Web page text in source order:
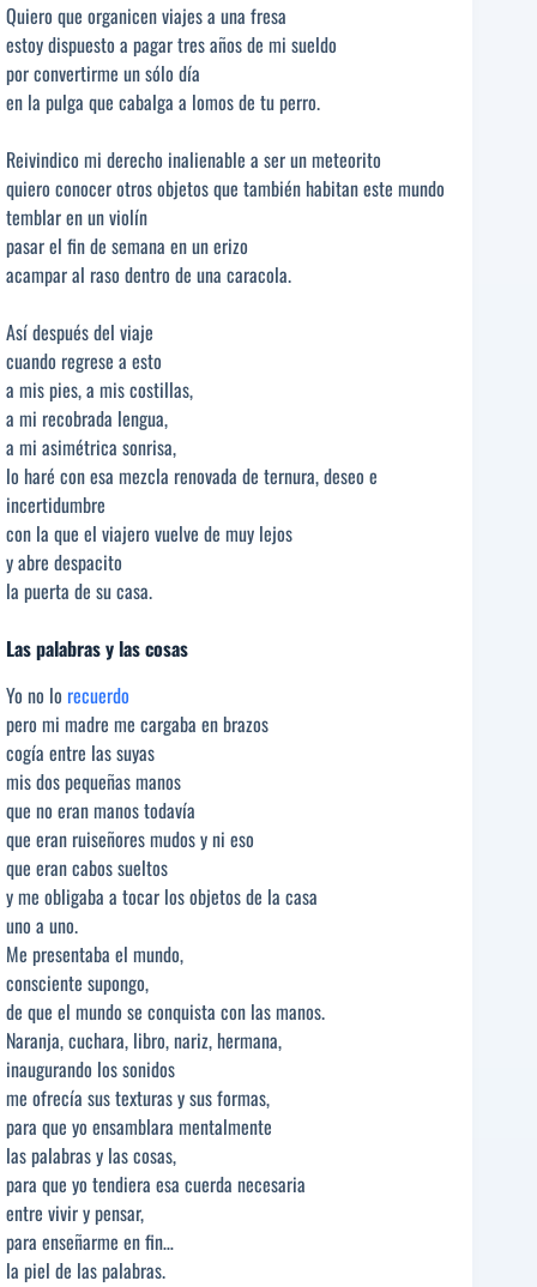
Quiero que organicen viajes a una fresa
estoy dispuesto a pagar tres años de mi sueldo
por convertirme un sólo día
en la pulga que cabalga a lomos de tu perro.
Reivindico mi derecho inalienable a ser un meteorito
quiero conocer otros objetos que también habitan este mundo
temblar en un violín
pasar el fin de semana en un erizo
acampar al raso dentro de una caracola.
Así después del viaje
cuando regrese a esto
a mis pies, a mis costillas,
a mi recobrada lengua,
a mi asimétrica sonrisa,
lo haré con esa mezcla renovada de ternura, deseo e
incertidumbre
con la que el viajero vuelve de muy lejos
y abre despacito
la puerta de su casa.
Las palabras y las cosas
Yo no lo recuerdo
pero mi madre me cargaba en brazos
cogía entre las suyas
mis dos pequeñas manos
que no eran manos todavía
que eran ruiseñores mudos y ni eso
que eran cabos sueltos
y me obligaba a tocar los objetos de la casa
uno a uno.
Me presentaba el mundo,
consciente supongo,
de que el mundo se conquista con las manos.
Naranja, cuchara, libro, nariz, hermana,
inaugurando los sonidos
me ofrecía sus texturas y sus formas,
para que yo ensamblara mentalmente
las palabras y las cosas,
para que yo tendiera esa cuerda necesaria
entre vivir y pensar,
para enseñarme en fin…
la piel de las palabras.